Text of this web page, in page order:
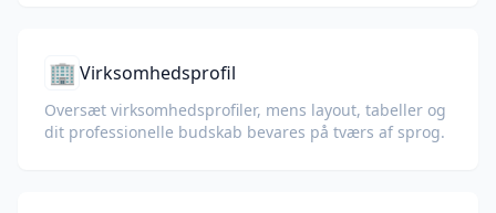
🏢 Virksomhedsprofil
Oversæt virksomhedsprofiler, mens layout, tabeller og
dit professionelle budskab bevares på tværs af sprog.